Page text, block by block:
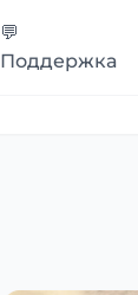
💬
Поддержка